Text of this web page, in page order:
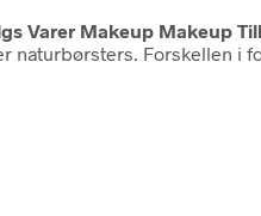
Varer Makeup Makeup
naturbørsters. Forskellen i